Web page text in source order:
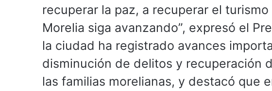
recuperar la paz, a recuperar el
Morelia siga avanzando”, expresó el
la ciudad ha registrado avances
disminución de delitos y recuperación
las familias morelianas, y destacó que